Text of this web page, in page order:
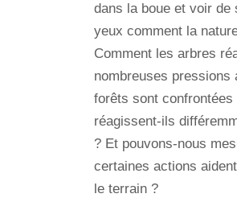
dans la boue et voir de
yeux comment la
Comment les arbres
nombreuses pressions
forêts sont confrontées
réagissent-ils
? Et pouvons-nous
certaines actions
le terrain ?